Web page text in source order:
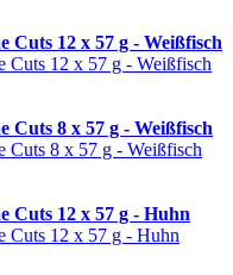
Cuts 12 x 57 g - Weißfisch
Cuts 8 x 57 g - Weißfisch
Cuts 12 x 57 g - Huhn